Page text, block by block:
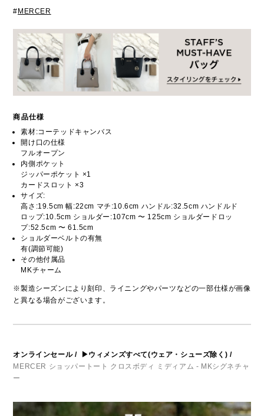
# MERCER
商品仕様
素材:コーテッドキャンバス
開け口の仕様
フルオープン
内側ポケット
ジッパーポケット ×1
カードスロット ×3
サイズ:
高さ:19.5cm 幅:22cm マチ:10.6cm ハンドル:32.5cm ハンドルド
ロップ:10.5cm ショルダー:107cm 〜 125cm ショルダードロッ
プ:52.5cm 〜 61.5cm
ショルダーベルトの有無
有(調節可能)
その他付属品
MKチャーム
※製造シーズンにより刻印、ライニングやパーツなどの一部仕様が画像
と異なる場合がございます。
オンラインセール/ ▶ウィメンズすべて(ウェア・シューズ除く) /
MERCER ショッパートート クロスボディ ミディアム - MKシグネチャ
ー